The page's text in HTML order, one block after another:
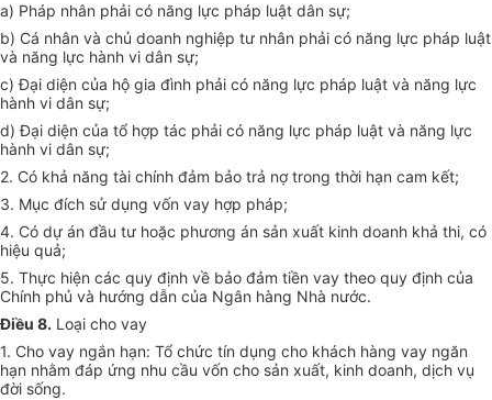
a) Pháp nhân phải có năng lực pháp luật dân sự;
b) Cá nhân và chủ doanh nghiệp tư nhân phải có năng lực pháp luật
và năng lực hành vi dân sự;
c) Đại diện của hộ gia đình phải có năng lực pháp luật và năng lực
hành vi dân sự;
d) Đại diện của tổ hợp tác phải có năng lực pháp luật và năng lực
hành vi dân sự;
2. Có khả năng tài chính đảm bảo trả nợ trong thời hạn cam kết;
3. Mục đích sử dụng vốn vay hợp pháp;
4. Có dự án đầu tư hoặc phương án sản xuất kinh doanh khả thi, có
hiệu quả;
5. Thực hiện các quy định về bảo đảm tiền vay theo quy định của
Chính phủ và hướng dẫn của Ngân hàng Nhà nước.
Điều 8. Loại cho vay
1. Cho vay ngắn hạn: Tổ chức tín dụng cho khách hàng vay ngăn
hạn nhằm đáp ứng nhu cầu vốn cho sản xuất, kinh doanh, dịch vụ
đời sống.